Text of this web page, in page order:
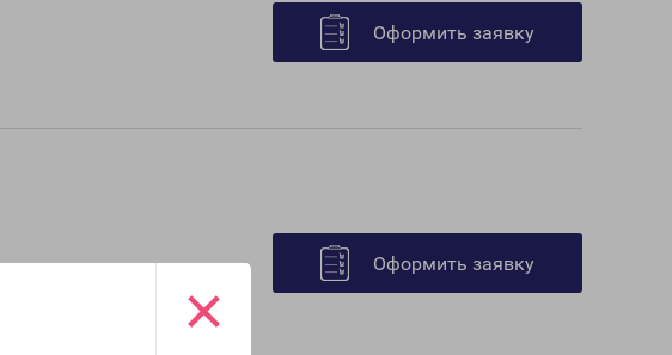
×
Оформить заявку
Оформить заявку